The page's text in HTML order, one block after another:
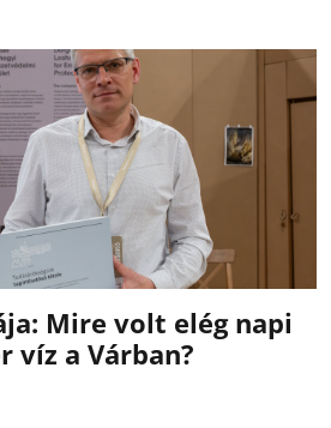
Mire volt elég napi
víz a Várban?